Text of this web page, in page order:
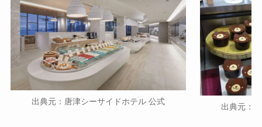
出典元：唐津シーサイドホテル 公式
出典元：